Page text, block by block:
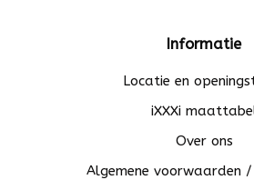
Informatie
Locatie en
iXXXi
Over ons
Algemene voorwaarden